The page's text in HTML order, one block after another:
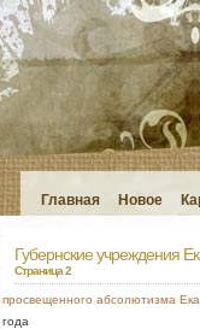
Главная Новое
Губернские учреждения
Страница 2
просвещенного абсолютизма
года